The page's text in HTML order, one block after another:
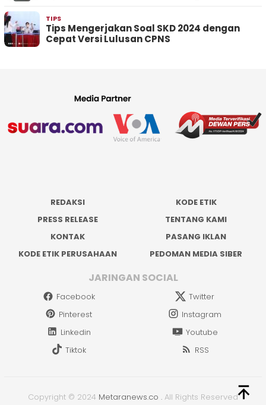
TIPS
Tips Mengerjakan Soal SKD 2024 dengan
Cepat Versi Lulusan CPNS
REDAKSI
KODE ETIK
PRESS RELEASE
TENTANG KAMI
KONTAK
PASANG IKLAN
KODE ETIK PERUSAHAAN
PEDOMAN MEDIA SIBER
JARINGAN SOCIAL
Facebook
Twitter
Pinterest
Instagram
Linkedin
Youtube
Tiktok
RSS
Copyright © 2024 Metaranews.co . All Rights Reserved